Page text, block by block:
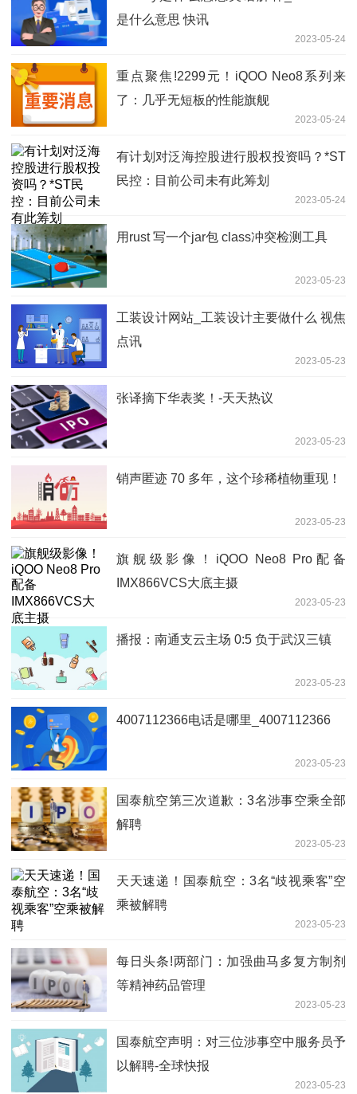
是什么意思 快讯
2023-05-24
重点聚焦!2299元！iQOO Neo8系列来
了：几乎无短板的性能旗舰
2023-05-24
有计划对泛海控股进行股权投资吗？*ST
民控：目前公司未有此筹划
2023-05-24
用rust 写一个jar包 class冲突检测工具
2023-05-23
工装设计网站_工装设计主要做什么 视焦
点讯
2023-05-23
张译摘下华表奖！-天天热议
2023-05-23
销声匿迹 70 多年，这个珍稀植物重现！
2023-05-23
旗舰级影像！iQOO Neo8 Pro配备
IMX866VCS大底主摄
2023-05-23
播报：南通支云主场 0:5 负于武汉三镇
2023-05-23
4007112366电话是哪里_4007112366
2023-05-23
国泰航空第三次道歉：3名涉事空乘全部
解聘
2023-05-23
天天速递！国泰航空：3名“歧视乘客”空
乘被解聘
2023-05-23
每日头条!两部门：加强曲马多复方制剂
等精神药品管理
2023-05-23
国泰航空声明：对三位涉事空中服务员予
以解聘-全球快报
2023-05-23